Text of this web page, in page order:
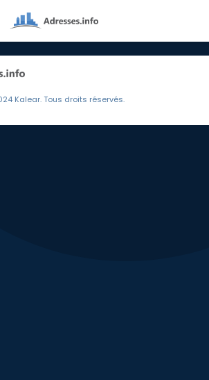
Kalear. Tous droits réservés.